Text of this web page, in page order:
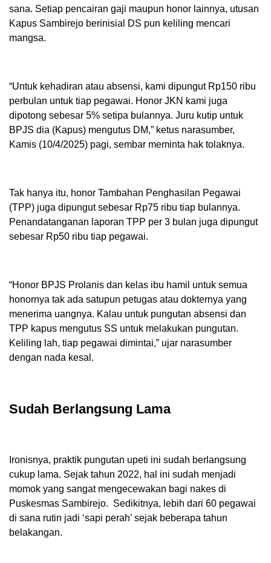
sana. Setiap pencairan gaji maupun honor lainnya, utusan
Kapus Sambirejo berinisial DS pun keliling mencari
mangsa.
“Untuk kehadiran atau absensi, kami dipungut Rp150 ribu
perbulan untuk tiap pegawai. Honor JKN kami juga
dipotong sebesar 5% setipa bulannya. Juru kutip untuk
BPJS dia (Kapus) mengutus DM,” ketus narasumber,
Kamis (10/4/2025) pagi, sembar meminta hak tolaknya.
Tak hanya itu, honor Tambahan Penghasilan Pegawai
(TPP) juga dipungut sebesar Rp75 ribu tiap bulannya.
Penandatanganan laporan TPP per 3 bulan juga dipungut
sebesar Rp50 ribu tiap pegawai.
“Honor BPJS Prolanis dan kelas ibu hamil untuk semua
honornya tak ada satupun petugas atau dokternya yang
menerima uangnya. Kalau untuk pungutan absensi dan
TPP kapus mengutus SS untuk melakukan pungutan.
Keliling lah, tiap pegawai dimintai,” ujar narasumber
dengan nada kesal.
Sudah Berlangsung Lama
Ironisnya, praktik pungutan upeti ini sudah berlangsung
cukup lama. Sejak tahun 2022, hal ini sudah menjadi
momok yang sangat mengecewakan bagi nakes di
Puskesmas Sambirejo. Sedikitnya, lebih dari 60 pegawai
di sana rutin jadi ‘sapi perah’ sejak beberapa tahun
belakangan.